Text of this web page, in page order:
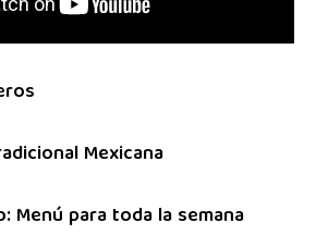
Mexicana
Menú para toda la semana